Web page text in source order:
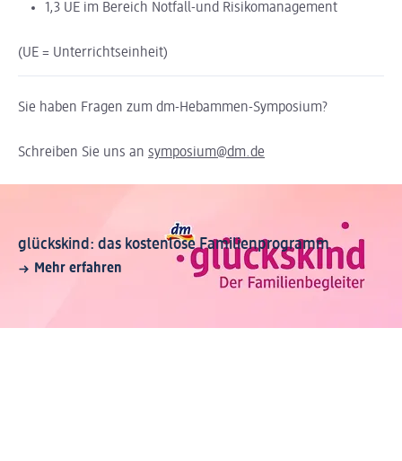
1,3 UE im Bereich Notfall-und Risikomanagement
(UE = Unterrichtseinheit)
Sie haben Fragen zum dm-Hebammen-Symposium?
Schreiben Sie uns an symposium@dm.de
glückskind: das kostenlose Familienprogramm
Mehr erfahren